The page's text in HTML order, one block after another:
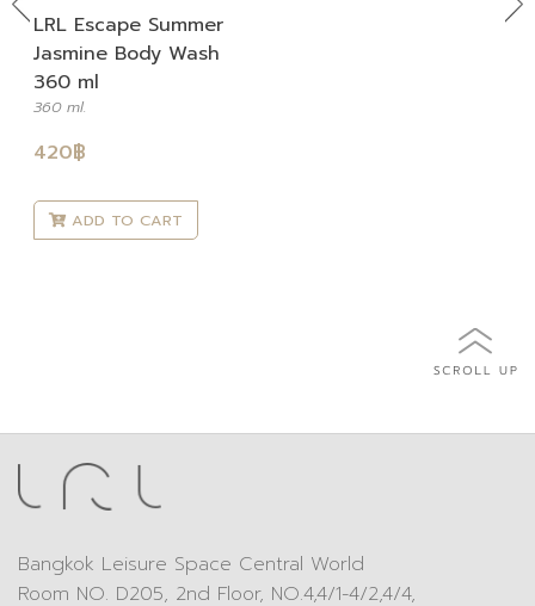
Previous
LRL Escape Summer
Jasmine Body Wash
360 ml
360 ml.
420฿
ADD TO CART
Bangkok Leisure Space Central World
Room NO. D205, 2nd Floor, NO.4,4/1-4/2,4/4,